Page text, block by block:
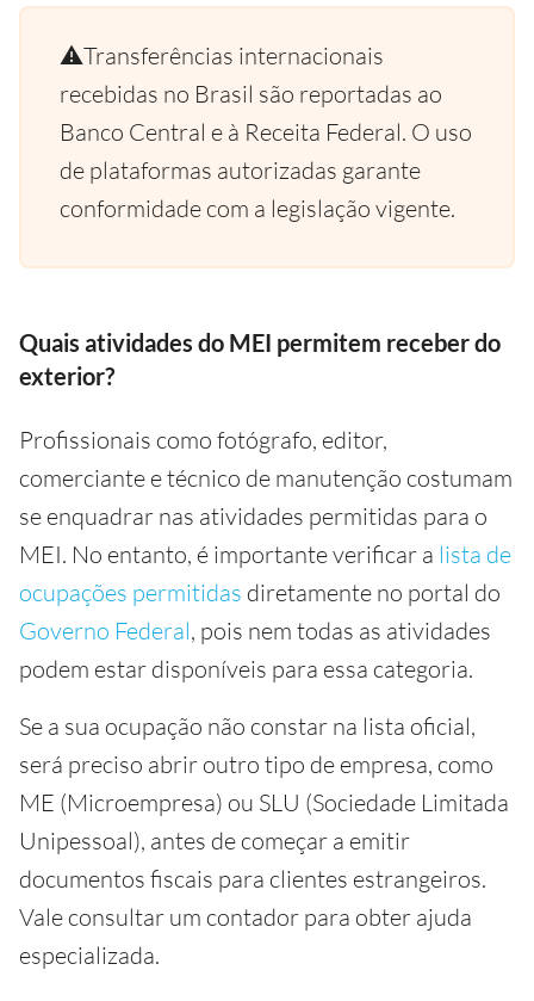
⚠️Transferências internacionais
recebidas no Brasil são reportadas ao
Banco Central e à Receita Federal. O uso
de plataformas autorizadas garante
conformidade com a legislação vigente.
Quais atividades do MEI permitem receber do
exterior?
Profissionais como fotógrafo, editor,
comerciante e técnico de manutenção costumam
se enquadrar nas atividades permitidas para o
MEI. No entanto, é importante verificar a lista de
ocupações permitidas diretamente no portal do
Governo Federal, pois nem todas as atividades
podem estar disponíveis para essa categoria.
Se a sua ocupação não constar na lista oficial,
será preciso abrir outro tipo de empresa, como
ME (Microempresa) ou SLU (Sociedade Limitada
Unipessoal), antes de começar a emitir
documentos fiscais para clientes estrangeiros.
Vale consultar um contador para obter ajuda
especializada.